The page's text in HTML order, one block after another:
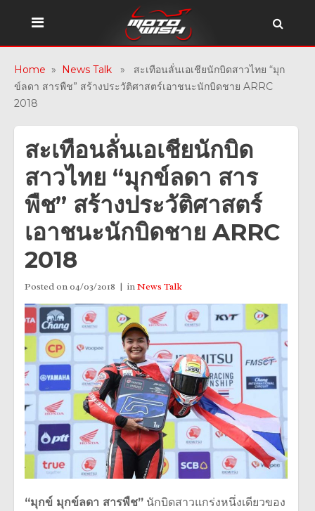
Home » News Talk » สะเทือนลั่นเอเชียนักบิดสาวไทย “มุก
ข์ลดา สารพืช” สร้างประวัติศาสตร์เอาชนะนักบิดชาย ARRC
2018
สะเทือนลั่นเอเชียนักบิด
สาวไทย “มุกข์ลดา สาร
พืช” สร้างประวัติศาสตร์
เอาชนะนักบิดชาย ARRC
2018
Posted on04/03/2018 inNews Talk
“มุกข์ มุกข์ลดา สารพืช” นักบิดสาวแกร่งหนึ่งเดียวของ